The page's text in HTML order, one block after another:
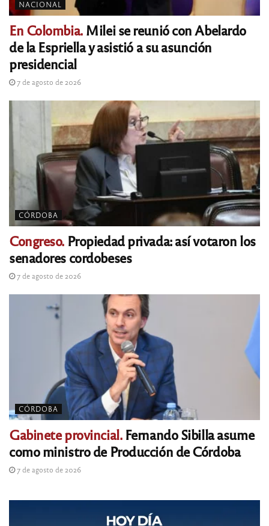
NACIONAL
En Colombia.Milei se reunió con Abelardo
de la Espriella y asistió a su asunción
presidencial
7 de agosto de 2026
CÓRDOBA
Congreso. Propiedad privada: así votaron los
senadores cordobeses
7 de agosto de 2026
CÓRDOBA
Gabinete provincial.Fernando Sibilla asume
como ministro de Producción de Córdoba
7 de agosto de 2026